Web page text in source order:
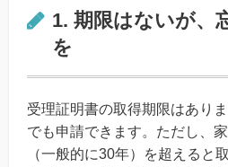
1. 期限はないが、
を
受理証明書の取得期限はあり
でも申請できます。ただし、
（一般的に30年）を超えると